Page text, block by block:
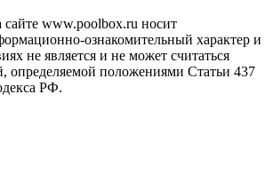
www.poolbox.ru носит
ознакомительный характер и
не является и не может считаться
определяемой положениями Статьи 437
РФ.